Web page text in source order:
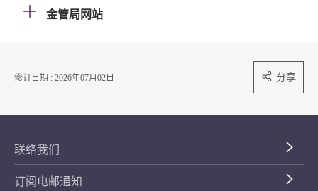
金管局网站
修订日期 : 2026年07月02日 分享
联络我们
订阅电邮通知